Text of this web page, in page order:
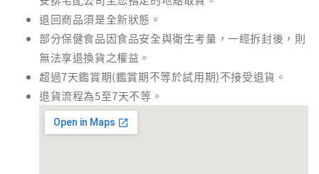
退回商品須是全新狀態。
部分保健食品因食品安全與衛生考量，一經拆封後，則
無法享退換貨之權益。
超過7天鑑賞期(鑑賞期不等於試用期)不接受退貨。
退貨流程為5至7天不等。